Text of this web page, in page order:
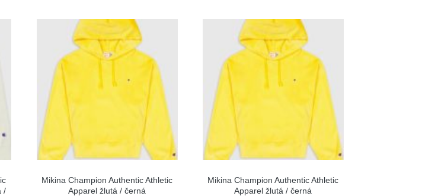
/
Mikina Champion Authentic Athletic
Apparel žlutá / černá
Mikina Champion Authentic Athletic
Apparel žlutá / černá